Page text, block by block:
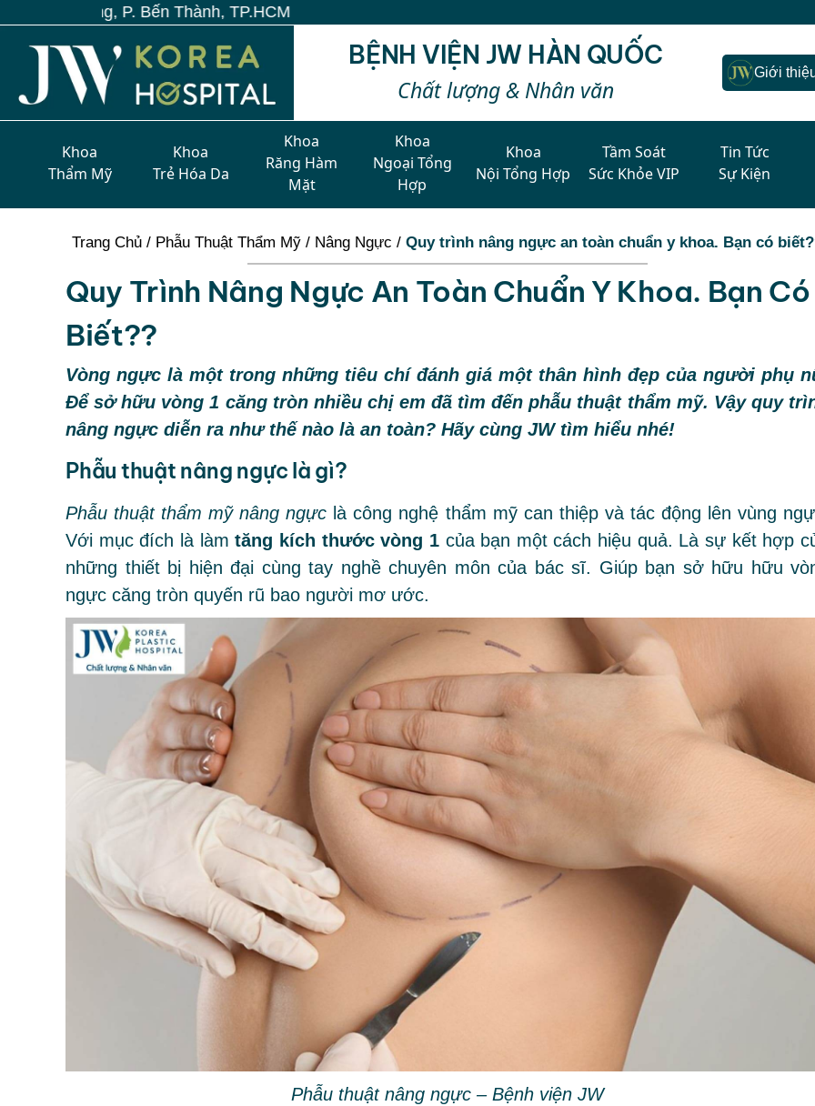
Thành, TP.HCM
BỆNH VIỆN JW HÀN QUỐC
Chất lượng & Nhân văn
Giới
Khoa
Thẩm Mỹ
Khoa
Trẻ Hóa Da
Khoa
Răng Hàm
Mặt
Khoa
Ngoại Tổng
Hợp
Khoa
Nội Tổng Hợp
Tầm Soát
Sức Khỏe VIP
Tin Tức
Sự Kiện
Trang Chủ / Phẫu Thuật Thẩm Mỹ / Nâng Ngực / Quy trình nâng ngực an toàn chuẩn y khoa. Bạn có
Quy Trình Nâng Ngực An Toàn Chuẩn Y Khoa. Bạn Có
Biết??
Vòng ngực là một trong những tiêu chí đánh giá một thân hình đẹp của người phụ
Để sở hữu vòng 1 căng tròn nhiều chị em đã tìm đến phẫu thuật thẩm mỹ. Vậy quy
nâng ngực diễn ra như thế nào là an toàn? Hãy cùng JW tìm hiểu nhé!
Phẫu thuật nâng ngực là gì?
Phẫu thuật thẩm mỹ nâng ngực là công nghệ thẩm mỹ can thiệp và tác động lên vùng
Với mục đích là làmtăng kích thước vòng 1của bạn một cách hiệu quả. Là sự kết hợp
những thiết bị hiện đại cùng tay nghề chuyên môn của bác sĩ. Giúp bạn sở hữu hữu
ngực căng tròn quyến rũ bao người mơ ước.
Phẫu thuật nâng ngực – Bệnh viện JW